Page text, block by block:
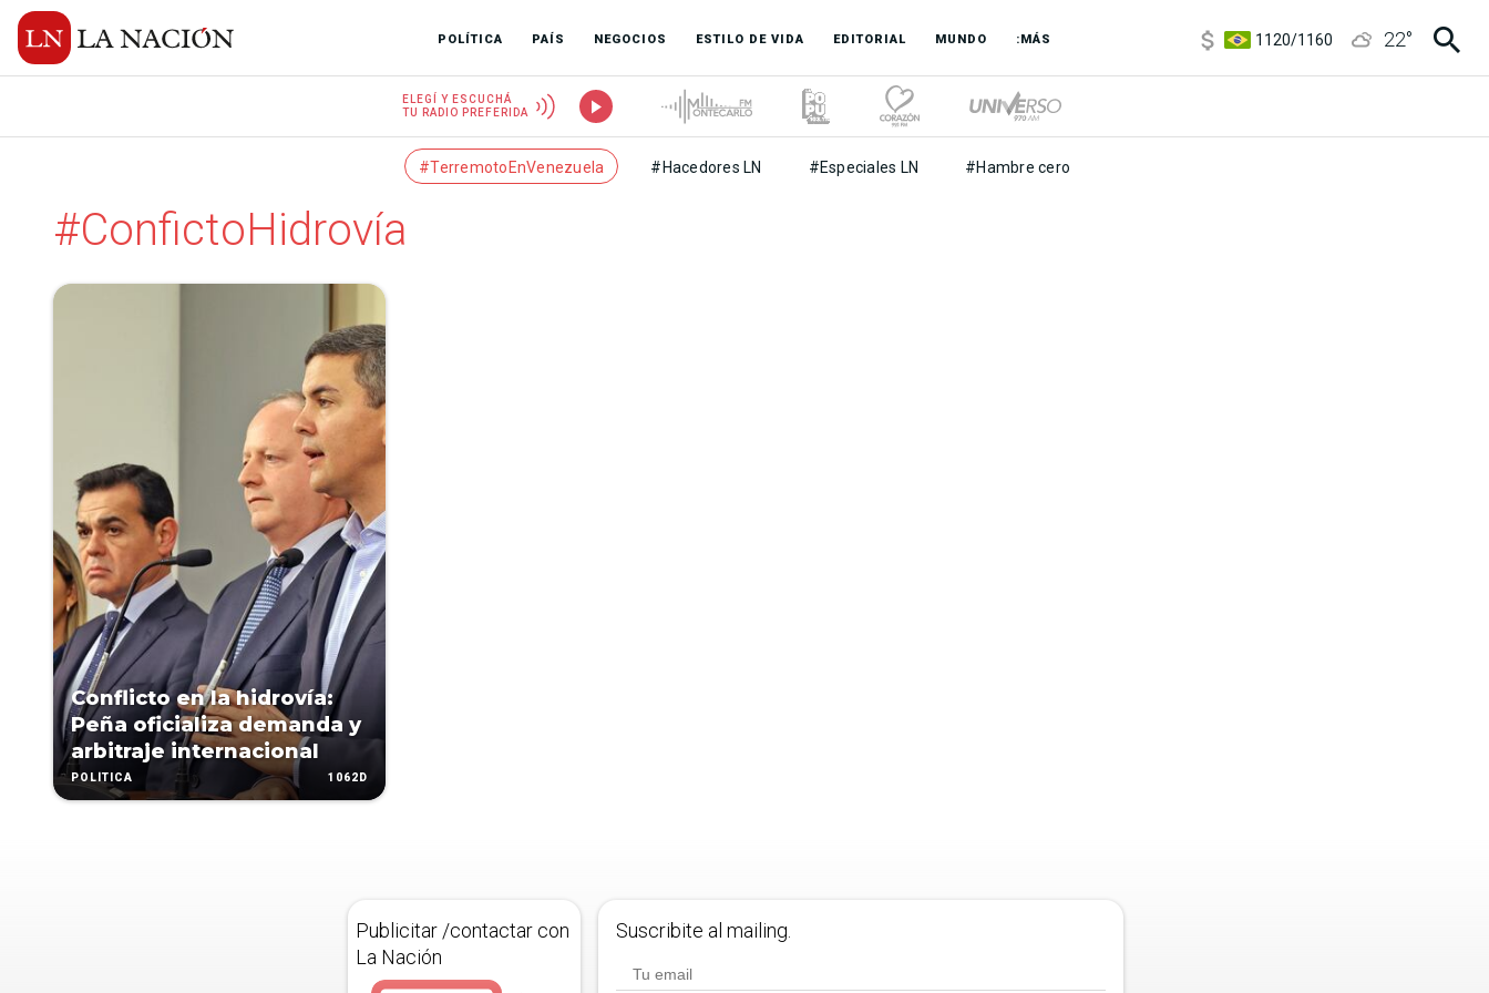
POLÍTICA PAÍS NEGOCIOS ESTILO DE VIDA EDITORIAL MUNDO :MÁS
1120/1160
22°
ELEGÍ Y ESCUCHÁ
TU RADIO PREFERIDA
#TerremotoEnVenezuela #Hacedores LN #Especiales LN #Hambre cero
#ConfictoHidrovía
Conflicto en la hidrovía:
Peña oficializa demanda y
arbitraje internacional
POLÍTICA 1062D
Publicitar /contactar con
La Nación
Suscribite al mailing.